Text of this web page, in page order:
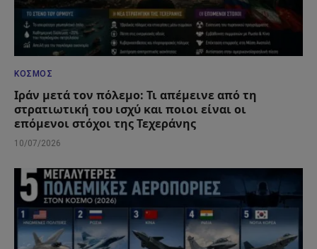
ΚΌΣΜΟΣ
Ιράν μετά τον πόλεμο: Τι απέμεινε από τη
στρατιωτική του ισχύ και ποιοι είναι οι
επόμενοι στόχοι της Τεχεράνης
10/07/2026